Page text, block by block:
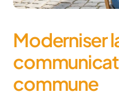
Moderniser
commune